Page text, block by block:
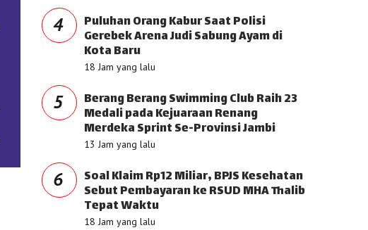
4 Puluhan Orang Kabur Saat Polisi
Gerebek Arena Judi Sabung Ayam di
Kota Baru
18 Jam yang lalu
5 Berang Berang Swimming Club Raih 23
Medali pada Kejuaraan Renang
Merdeka Sprint Se-Provinsi Jambi
13 Jam yang lalu
6 Soal Klaim Rp12 Miliar, BPJS Kesehatan
Sebut Pembayaran ke RSUD MHA Thalib
Tepat Waktu
18 Jam yang lalu